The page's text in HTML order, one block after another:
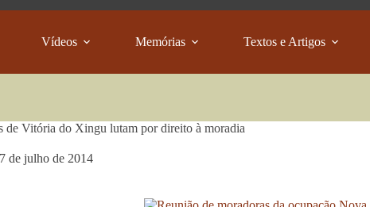
Vídeos Memórias Textos e Artigos
de Vitória do Xingu lutam por direito à moradia
de julho de 2014